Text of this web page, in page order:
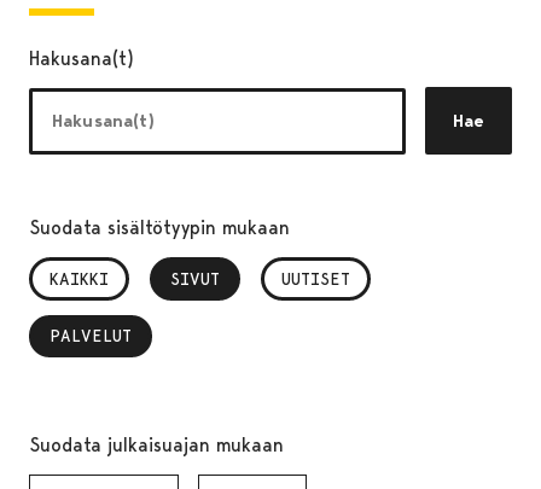
Hakusana(t)
Hae
Suodata sisältötyypin mukaan
KAIKKI SIVUT
, VALITTU UUTISET
PALVELUT
, VALITTU
Suodata julkaisuajan mukaan